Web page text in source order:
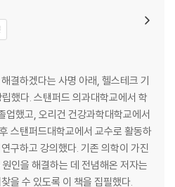
어라
질환일 떄는 무시하라
결하겠다는 사명 아래, 헬스테크 기
했다. 스탠퍼드 의과대학교에서 학
업했고, 오리건 건강과학대학교에서
스탠퍼드대학교에서 교수로 활동하
구하고 강의했다. 기존 의학이 가진
인을 해결하는 데 전념해온 저자는
을 수 있도록 이 책을 집필했다.